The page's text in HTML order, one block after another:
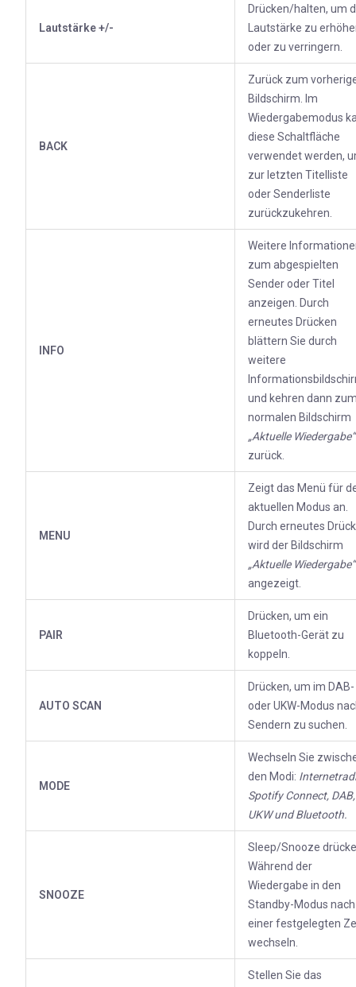
Lautstärke +/-
Drücken/halten, um
Lautstärke zu
oder zu verringern.
BACK
Zurück zum
Bildschirm. Im
Wiedergabemodus
diese Schaltfläche
verwendet werden,
zur letzten Titelliste
oder Senderliste
zurückzukehren.
INFO
Weitere
zum abgespielten
Sender oder Titel
anzeigen. Durch
erneutes Drücken
blättern Sie durch
weitere
und kehren dann
normalen Bildschirm
„Aktuelle Wiedergabe“
zurück.
MENU
Zeigt das Menü für
aktuellen Modus an.
Durch erneutes
wird der Bildschirm
„Aktuelle Wiedergabe“
angezeigt.
PAIR
Drücken, um ein
Bluetooth-Gerät zu
koppeln.
AUTO SCAN
Drücken, um im DAB-
oder UKW-Modus
Sendern zu suchen.
MODE
Wechseln Sie
den Modi:
Spotify Connect, DAB,
UKW und Bluetooth.
SNOOZE
Sleep/Snooze
Während der
Wiedergabe in den
Standby-Modus nach
einer festgelegten
wechseln.
Stellen Sie das